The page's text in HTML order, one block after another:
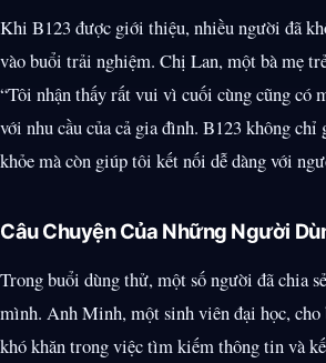
Khi B123 được giới thiệu, nhiều người đã
vào buổi trải nghiệm. Chị Lan, một bà mẹ
“Tôi nhận thấy rất vui vì cuối cùng cũng có
với nhu cầu của cả gia đình. B123 không
khỏe mà còn giúp tôi kết nối dễ dàng với
Câu Chuyện Của Những Người
Trong buổi dùng thử, một số người đã chia
mình. Anh Minh, một sinh viên đại học, cho
khó khăn trong việc tìm kiếm thông tin và